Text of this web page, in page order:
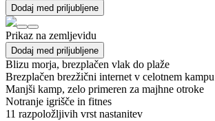
Dodaj med priljubljene
Prikaz na zemljevidu
Dodaj med priljubljene
Blizu morja, brezplačen vlak do plaže
Brezplačen brezžični internet v celotnem kampu
Manjši kamp, zelo primeren za majhne otroke
Notranje igrišče in fitnes
11 razpoložljivih vrst nastanitev